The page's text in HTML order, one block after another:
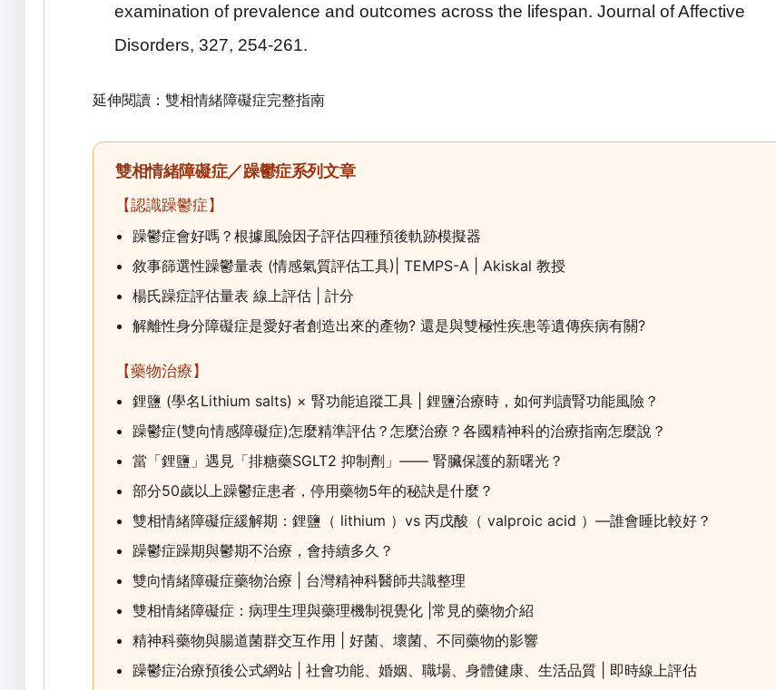
examination of prevalence and outcomes across the lifespan. Journal of Affective
Disorders, 327, 254-261.
延伸閱讀： 雙相情緒障礙症完整指南
雙相情緒障礙症／躁鬱症系列文章
【認識躁鬱症】
躁鬱症會好嗎？根據風險因子評估四種預後軌跡模擬器
敘事篩選性躁鬱量表 (情感氣質評估工具)| TEMPS-A | Akiskal 教授
楊氏躁症評估量表 線上評估 | 計分
解離性身分障礙症是愛好者創造出來的產物? 還是與雙極性疾患等遺傳疾病有關?
【藥物治療】
鋰鹽 (學名Lithium salts) × 腎功能追蹤工具 | 鋰鹽治療時，如何判讀腎功能風險？
躁鬱症(雙向情感障礙症)怎麼精準評估？怎麼治療？各國精神科的治療指南怎麼說？
當「鋰鹽」遇見「排糖藥SGLT2 抑制劑」—— 腎臟保護的新曙光？
部分50歲以上躁鬱症患者，停用藥物5年的秘訣是什麼？
雙相情緒障礙症緩解期：鋰鹽（ lithium ）vs 丙戊酸（ valproic acid ）—誰會睡比較好？
躁鬱症躁期與鬱期不治療，會持續多久？
雙向情緒障礙症藥物治療 | 台灣精神科醫師共識整理
雙相情緒障礙症：病理生理與藥理機制視覺化 |常見的藥物介紹
精神科藥物與腸道菌群交互作用 | 好菌、壞菌、不同藥物的影響
躁鬱症治療預後公式網站 | 社會功能、婚姻、職場、身體健康、生活品質 | 即時線上評估